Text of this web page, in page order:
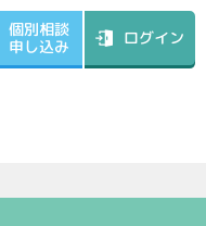
個別相談
申し込み ログイン